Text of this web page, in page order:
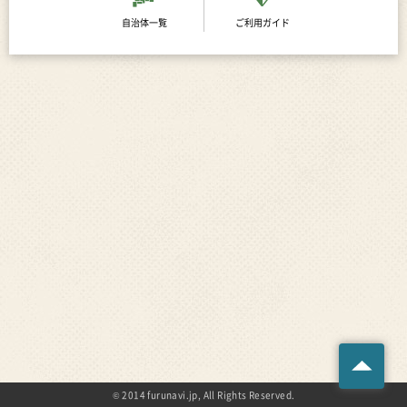
自治体一覧 ご利用ガイド
© 2014 furunavi.jp, All Rights Reserved.